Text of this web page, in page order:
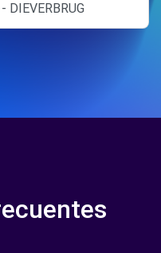
DIEVERBRUG